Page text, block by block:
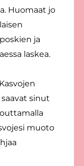
Huomaat jo
ja
laskea.
Kasvojen
sinut
muoto